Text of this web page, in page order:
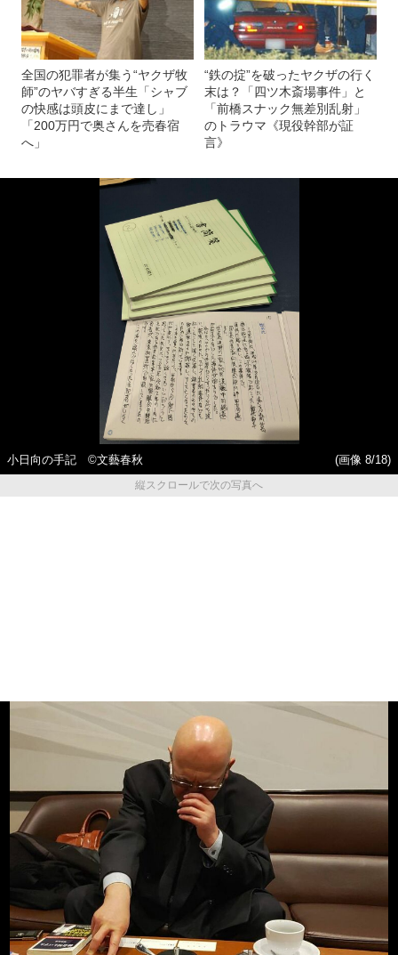
全国の犯罪者が集う“ヤクザ牧
師”のヤバすぎる半生「シャブ
の快感は頭皮にまで達し」
「200万円で奥さんを売春宿
へ」
“鉄の掟”を破ったヤクザの行く
末は？「四ツ木斎場事件」と
「前橋スナック無差別乱射」
のトラウマ《現役幹部が証
言》
小日向の手記 ©️文藝春秋
(画像 8/18)
縦スクロールで次の写真へ